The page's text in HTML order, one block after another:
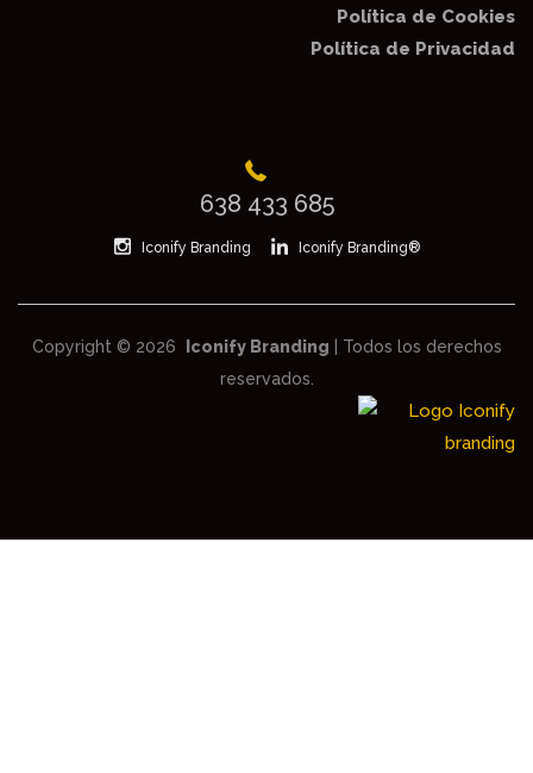
Política de Cookies
Política de Privacidad
638 433 685
Iconify Branding Iconify Branding®
Copyright © 2026 Iconify Branding | Todos los derechos
reservados.